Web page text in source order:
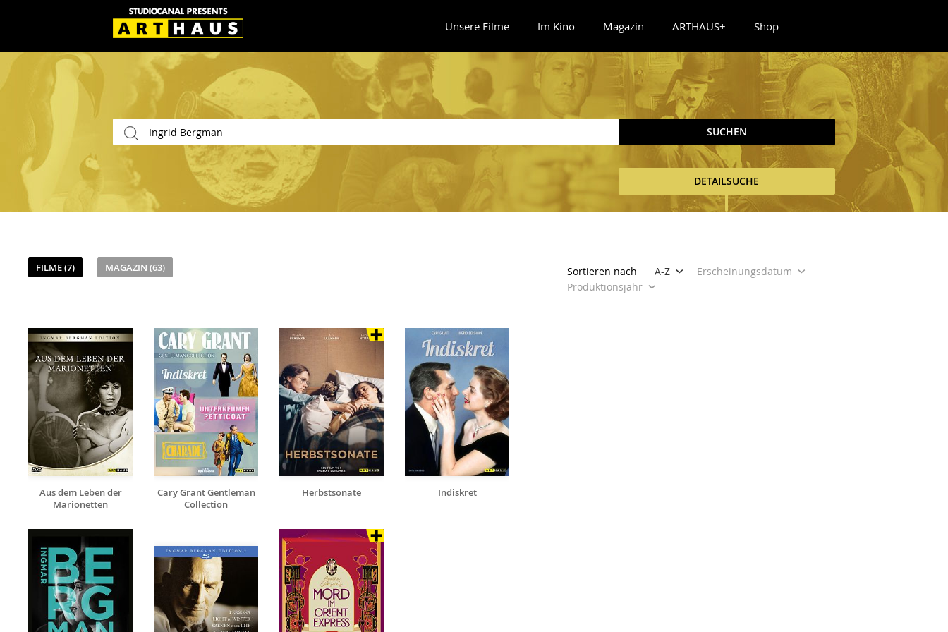
Unsere Filme Im Kino Magazin ARTHAUS+ Shop
SUCHEN
DETAILSUCHE
FILME (7) MAGAZIN (63) Sortieren nach A-Z
Erscheinungsdatum
Produktionsjahr
Aus dem Leben der
Marionetten
Cary Grant Gentleman
Collection
Herbstsonate Indiskret